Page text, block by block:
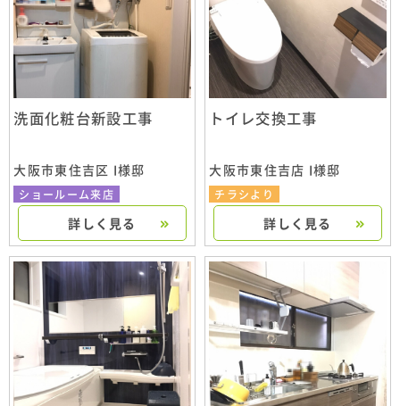
洗面化粧台新設工事
大阪市東住吉区 I様邸
ショールーム来店
詳しく見る
トイレ交換工事
大阪市東住吉店 I様邸
チラシより
詳しく見る